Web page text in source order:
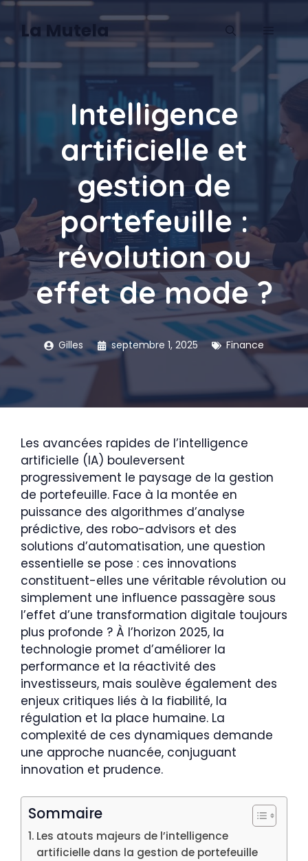
Aller
contenu
La Mutela
Intelligence
artificielle et
gestion de
portefeuille :
révolution ou
effet de mode ?
Gilles septembre 1, 2025 Finance
Les avancées rapides de l’intelligence
artificielle (IA) bouleversent
progressivement le paysage de la gestion
de portefeuille. Face à la montée en
puissance des algorithmes d’analyse
prédictive, des robo-advisors et des
solutions d’automatisation, une question
essentielle se pose : ces innovations
constituent-elles une véritable révolution ou
simplement une influence passagère sous
l’effet d’une transformation digitale toujours
plus profonde ? À l’horizon 2025, la
technologie promet d’améliorer la
performance et la réactivité des
investisseurs, mais soulève également des
enjeux critiques liés à la fiabilité, la
régulation et la place humaine. La
complexité de ces dynamiques demande
une approche nuancée, conjuguant
innovation et prudence.
Sommaire
Les atouts majeurs de l’intelligence
artificielle dans la gestion de portefeuille